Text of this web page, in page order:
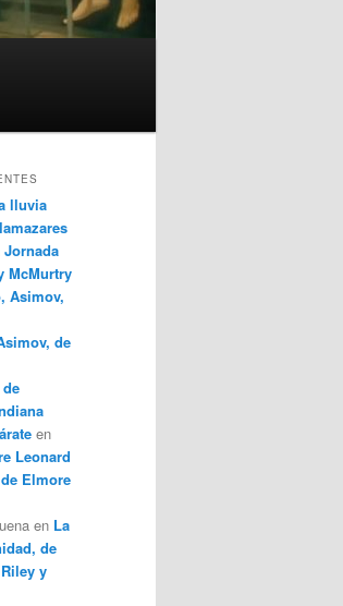
lluvia
Jornada
McMurtry
Asimov,
de
en
Leonard
Elmore
en La
de
y